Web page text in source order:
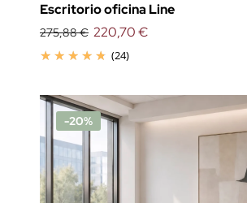
Escritorio oficina Line
275,88 €
(24)
220,70 €
-20%